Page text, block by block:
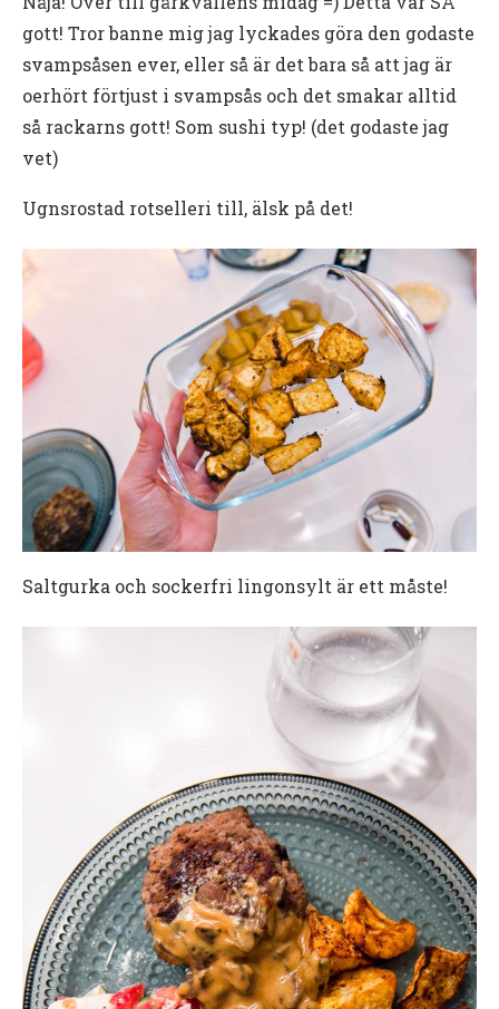
gott! Tror banne mig jag lyckades göra den godaste
svampsåsen ever, eller så är det bara så att jag är
oerhört förtjust i svampsås och det smakar alltid
så rackarns gott! Som sushi typ! (det godaste jag
vet)
Ugnsrostad rotselleri till, älsk på det!
Saltgurka och sockerfri lingonsylt är ett måste!